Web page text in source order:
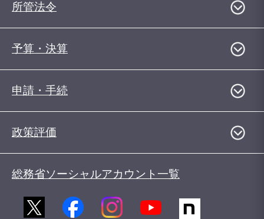
所管法令
予算・決算
申請・手続
政策評価
総務省ソーシャルアカウント一覧